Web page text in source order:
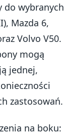
do wybranych
Mazda 6,
Volvo V50.
mogą
jednej,
zastosowań.
na boku: